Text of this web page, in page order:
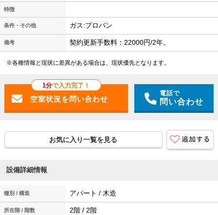
特徴
条件・その他 ガス:プロパン
備考 契約更新手数料：22000円/2年。
※各種情報と現状に差異がある場合は、現状優先となります。
1分で入力完了！
電話で
問い合わせ
お気に入り一覧を見る
設備詳細情報
種別 / 構造 アパート / 木造
所在階 / 階数 2階 / 2階